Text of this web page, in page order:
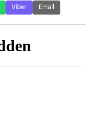
Viber Email